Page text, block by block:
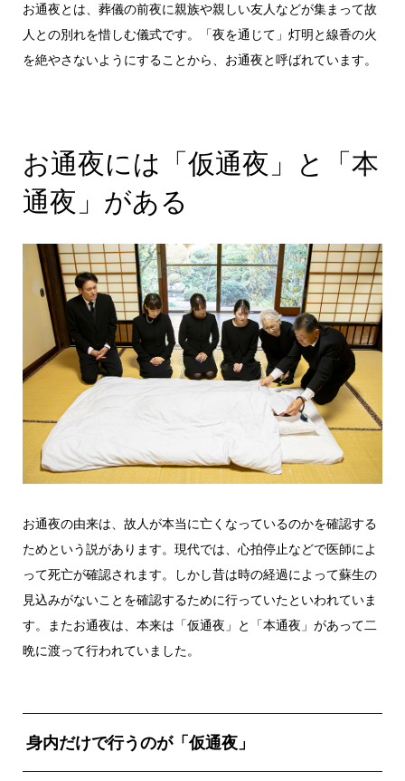
お通夜とは、葬儀の前夜に親族や親しい友人などが集まって故
人との別れを惜しむ儀式です。「夜を通じて」灯明と線香の火
を絶やさないようにすることから、お通夜と呼ばれています。
お通夜には「仮通夜」と「本
通夜」がある
お通夜の由来は、故人が本当に亡くなっているのかを確認する
ためという説があります。現代では、心拍停止などで医師によ
って死亡が確認されます。しかし昔は時の経過によって蘇生の
見込みがないことを確認するために行っていたといわれていま
す。またお通夜は、本来は「仮通夜」と「本通夜」があって二
晩に渡って行われていました。
身内だけで行うのが「仮通夜」